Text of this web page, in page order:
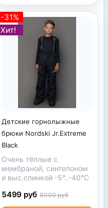
-31%
Хит!
Детские горнолыжные
брюки Nordski Jr.Extreme
Black
Очень тёплые с
мембраной, синтепоном
и выс.спинкой -5°..-40°С
5499 руб 8000 руб